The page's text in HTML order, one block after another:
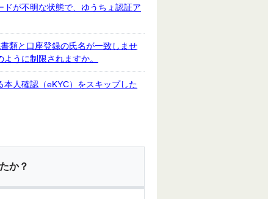
が不明な状態で、ゆうちょ認証ア
類と口座登録の氏名が一致しませ
うに制限されますか。
人確認（eKYC）をスキップした
か？